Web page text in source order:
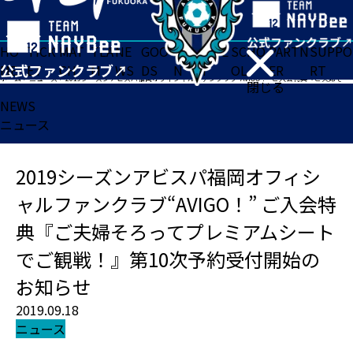
閉じる
HO
ME
TICK
ET
MAT
CH
TEA
M
NE
WS
GOO
DS
FA
N
ACADE
MY
SCHO
OL
PARTN
ER
SUPPO
RT
ホーム>ニュース>2019シーズンアビスパ福岡オフィシャルファンクラブ“AVIGO！” ご入会特典『ご夫婦そろってプレミアムシートでご観戦！』第10次予約受付開始のお知らせ
NEWS
ニュース
2019シーズンアビスパ福岡オフィシ
ャルファンクラブ“AVIGO！” ご入会特
典『ご夫婦そろってプレミアムシート
でご観戦！』第10次予約受付開始の
お知らせ
2019.09.18
ニュース